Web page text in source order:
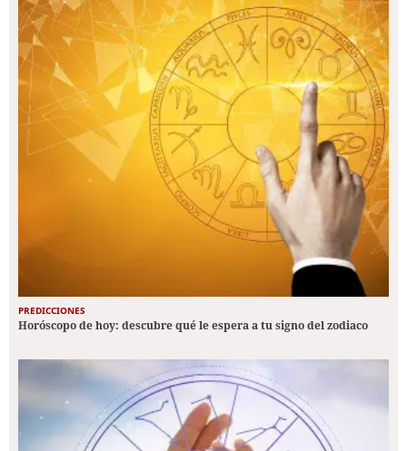
PREDICCIONES
Horóscopo de hoy: descubre qué le espera a tu signo del zodiaco